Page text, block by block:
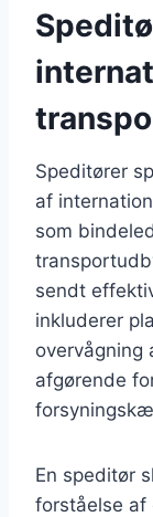
Speditører
af
som
sendt
inkluderer
overvågning
afgørende
En speditør
forståelse af